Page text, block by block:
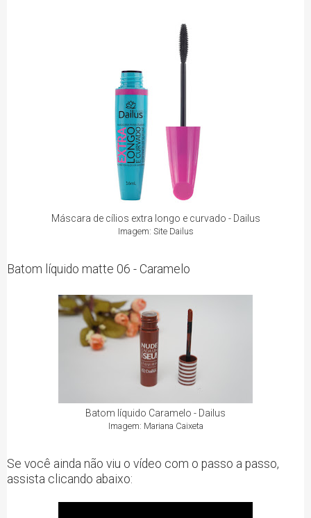
Máscara de cílios extra longo e curvado - Dailus
Imagem: Site Dailus
Batom líquido matte 06 - Caramelo
Batom líquido Caramelo - Dailus
Imagem: Mariana Caixeta
Se você ainda não viu o vídeo com o passo a passo,
assista clicando abaixo: